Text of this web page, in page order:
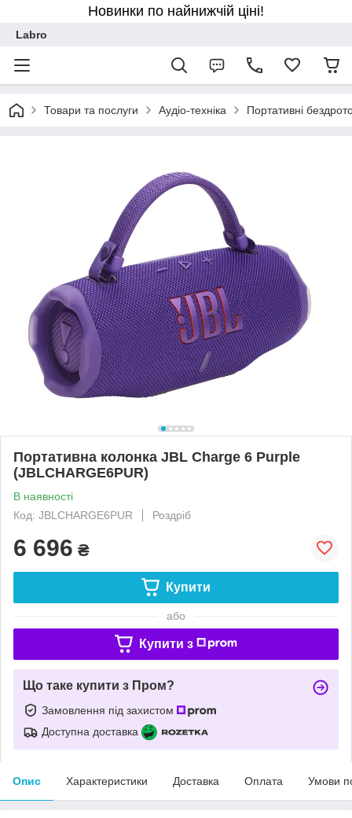
Новинки по найнижчій ціні!
Labro
Товари та послуги Аудіо-техніка Портативні
Портативна колонка JBL Charge 6 Purple
(JBLCHARGE6PUR)
В наявності
Код: JBLCHARGE6PUR
Роздріб
6 696 ₴
Купити
або
Купити з
Що таке купити з Пром?
Замовлення під захистом
Доступна доставка
Опис Характеристики Доставка Оплата Умови